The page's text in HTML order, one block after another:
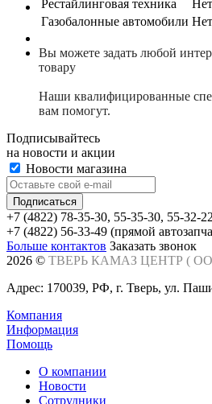
Рестайлинговая техника
Нет
Газобалонные автомобили Нет
Вы можете задать любой
товару
Наши квалифицированные
вам помогут.
Подписывайтесь
на новости и акции
Новости магазина
+7 (4822) 78-35-30, 55-35-30, 55-32-22
+7 (4822) 56-33-49 (прямой
Больше контактов Заказать звонок
2026 © ТВЕРЬ КАМАЗ ЦЕНТР (
Адрес: 170039, РФ, г. Тверь, ул.
Компания
Информация
Помощь
О компании
Новости
Сотрудники